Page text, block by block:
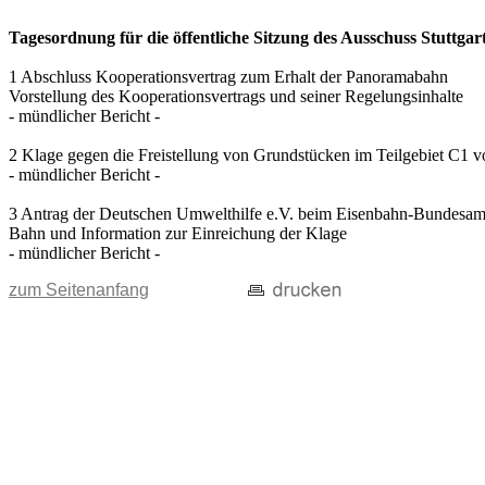
Tagesordnung für die öffentliche Sitzung des Ausschuss
1 Abschluss Kooperationsvertrag zum Erhalt der Panoramabahn
Vorstellung des Kooperationsvertrags und seiner Regelungsinhalte
- mündlicher Bericht -
2 Klage gegen die Freistellung von Grundstücken im Teilgebiet C1
- mündlicher Bericht -
3 Antrag der Deutschen Umwelthilfe e.V. beim Eisenbahn-
Bahn und Information zur Einreichung der Klage
- mündlicher Bericht -
zum Seitenanfang